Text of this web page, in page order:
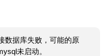
数据库失败，可能的原
未启动。